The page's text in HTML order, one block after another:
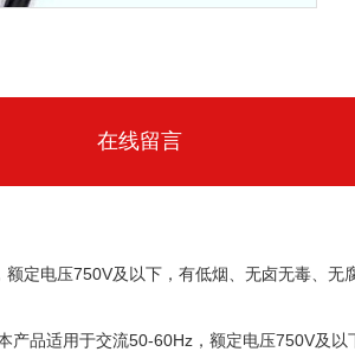
在线留言
定电压750V及以下，有低烟、无卤无毒、
品适用于交流50-60Hz，额定电压750V及